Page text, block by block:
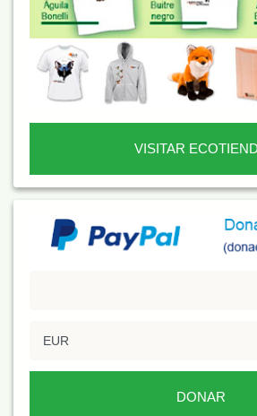
VISITAR